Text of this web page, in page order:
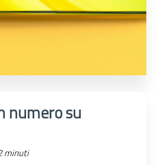
numero su
minuti